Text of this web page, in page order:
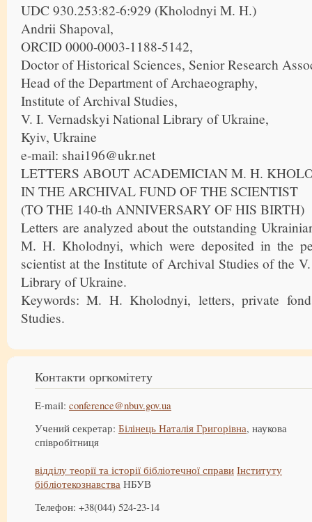
UDC 930.253:82-6:929 (Kholodnyi M. H.)
Andrii Shapoval,
ORCID 0000-0003-1188-5142,
Doctor of Historical Sciences, Senior Research
Head of the Department of Archaeography,
Institute of Archival Studies,
V. I. Vernadskyi National Library of Ukraine,
Kyiv, Ukraine
e-mail: shai196@ukr.net
LETTERS ABOUT ACADEMICIAN M. H.
IN THE ARCHIVAL FUND OF THE SCIENTIST
(TO THE 140-th ANNIVERSARY OF HIS BIRTH)
Letters are analyzed about the outstanding
M. H. Kholodnyi, which were deposited in the
scientist at the Institute of Archival Studies of the
Library of Ukraine.
Keywords: M. H. Kholodnyi, letters, private
Studies.
Контакти оргкомітету
E-mail: conference@nbuv.gov.ua
Учений секретар: Білінець Наталія Григорівна, наукова
співробітниця
відділу теорії та історії бібліотечної справи Інституту
бібліотекознавства НБУВ
Телефон: +38(044) 524-23-14